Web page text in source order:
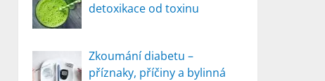
detoxikace od toxinu
Zkoumání diabetu –
příznaky, příčiny a bylinná